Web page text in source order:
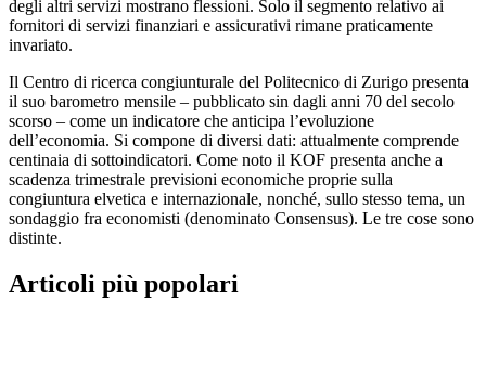
degli altri servizi mostrano flessioni. Solo il segmento relativo ai
fornitori di servizi finanziari e assicurativi rimane praticamente
invariato.
Il Centro di ricerca congiunturale del Politecnico di Zurigo presenta
il suo barometro mensile – pubblicato sin dagli anni 70 del secolo
scorso – come un indicatore che anticipa l’evoluzione
dell’economia. Si compone di diversi dati: attualmente comprende
centinaia di sottoindicatori. Come noto il KOF presenta anche a
scadenza trimestrale previsioni economiche proprie sulla
congiuntura elvetica e internazionale, nonché, sullo stesso tema, un
sondaggio fra economisti (denominato Consensus). Le tre cose sono
distinte.
Articoli più popolari